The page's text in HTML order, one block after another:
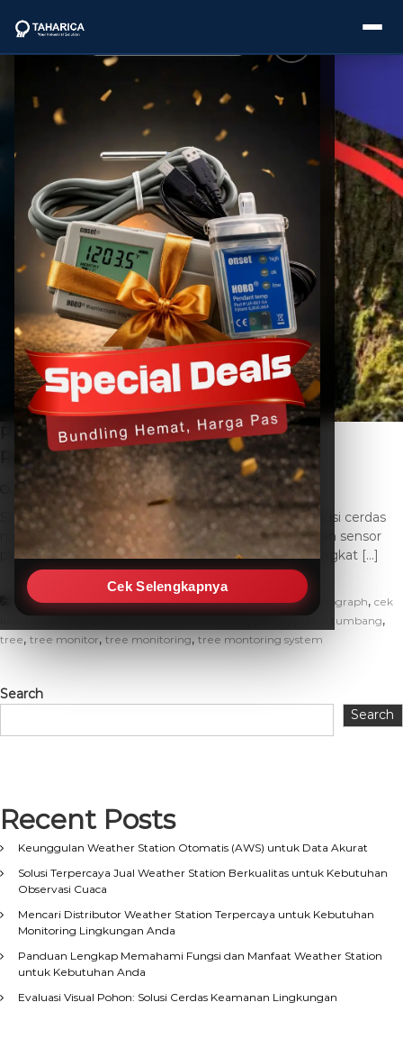
Cek Selengkapnya
Categories
Brands
Service
Industries
Blogs
Peran Fakopp Arborsonic 3D Dalam
Pemantauan Pohon
February 5, 2026 THC SEO Leave a Comment
Secara teknis, Fakopp Arborsonic 3D merupakan solusi cerdas
monitoring kesehatan pohon yang mengintegrasikan sensor
piezoelektrik dengan algoritma pemrosesan data tingkat […]
Uncategorized arborsonic,arborsonic 3d. sonic tomograph, cek
pohon tumbang,
tree, tree monitor, tree monitoring, tree montoring system
Search
Search
Recent Posts
Keunggulan Weather Station Otomatis (AWS) untuk Data Akurat
Solusi Terpercaya Jual Weather Station Berkualitas untuk Kebutuhan
Observasi Cuaca
Mencari Distributor Weather Station Terpercaya untuk Kebutuhan
Monitoring Lingkungan Anda
Panduan Lengkap Memahami Fungsi dan Manfaat Weather Station
untuk Kebutuhan Anda
Evaluasi Visual Pohon: Solusi Cerdas Keamanan Lingkungan